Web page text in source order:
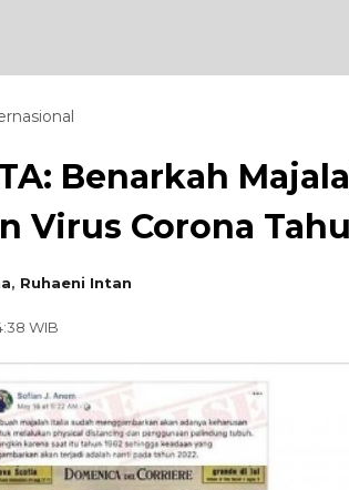
Benarkah
Virus Corona
, Ruhaeni Intan
WIB